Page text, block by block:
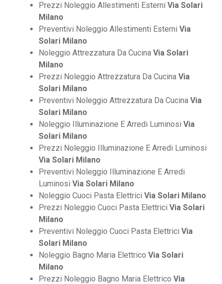
Prezzi Noleggio Allestimenti Esterni Via Solari
Milano
Preventivi Noleggio Allestimenti Esterni Via
Solari Milano
Noleggio Attrezzatura Da Cucina Via Solari
Milano
Prezzi Noleggio Attrezzatura Da Cucina Via
Solari Milano
Preventivi Noleggio Attrezzatura Da Cucina Via
Solari Milano
Noleggio Illuminazione E Arredi Luminosi Via
Solari Milano
Prezzi Noleggio Illuminazione E Arredi Luminosi
Via Solari Milano
Preventivi Noleggio Illuminazione E Arredi
Luminosi Via Solari Milano
Noleggio Cuoci Pasta Elettrici Via Solari Milano
Prezzi Noleggio Cuoci Pasta Elettrici Via Solari
Milano
Preventivi Noleggio Cuoci Pasta Elettrici Via
Solari Milano
Noleggio Bagno Maria Elettrico Via Solari
Milano
Prezzi Noleggio Bagno Maria Elettrico Via